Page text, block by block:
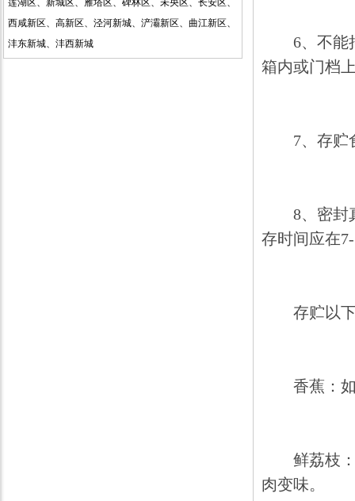
莲湖区、新城区、雁塔区、碑林区、未央区、长安区、
西咸新区、高新区、泾河新城、浐灞新区、曲江新区、
沣东新城、沣西新城
6、不能把
箱内或门档
7、存贮食
8、密封真
存时间应在
存贮以下
香蕉：如
鲜荔枝：
肉变味。